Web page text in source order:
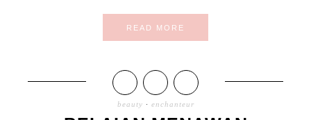
READ MORE
beauty · enchanteur